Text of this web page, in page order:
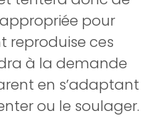
pour
reproduise ces
à la demande
en s’adaptant
ou le soulager.